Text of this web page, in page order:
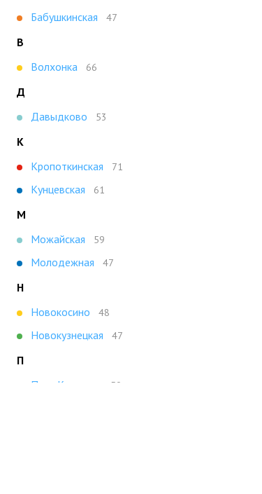
Бабушкинская
47
В
Волхонка
66
Д
Давыдково
53
К
Кропоткинская
71
Кунцевская 61
М
Можайская
59
Молодежная 47
Н
Новокосино
48
Новокузнецкая 47
П
Парк Культуры
59